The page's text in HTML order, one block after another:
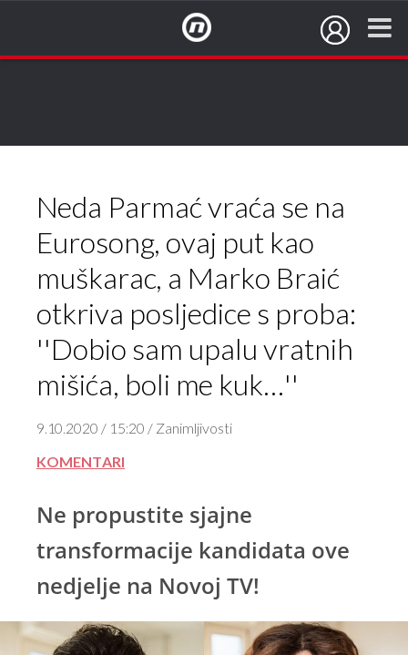
Neda Parmać vraća se na
Eurosong, ovaj put kao
muškarac, a Marko Braić
otkriva posljedice s proba:
''Dobio sam upalu vratnih
mišića, boli me kuk…''
9.10.2020 / 15:20 / Zanimljivosti
KOMENTARI
Ne propustite sjajne
transformacije kandidata ove
nedjelje na Novoj TV!